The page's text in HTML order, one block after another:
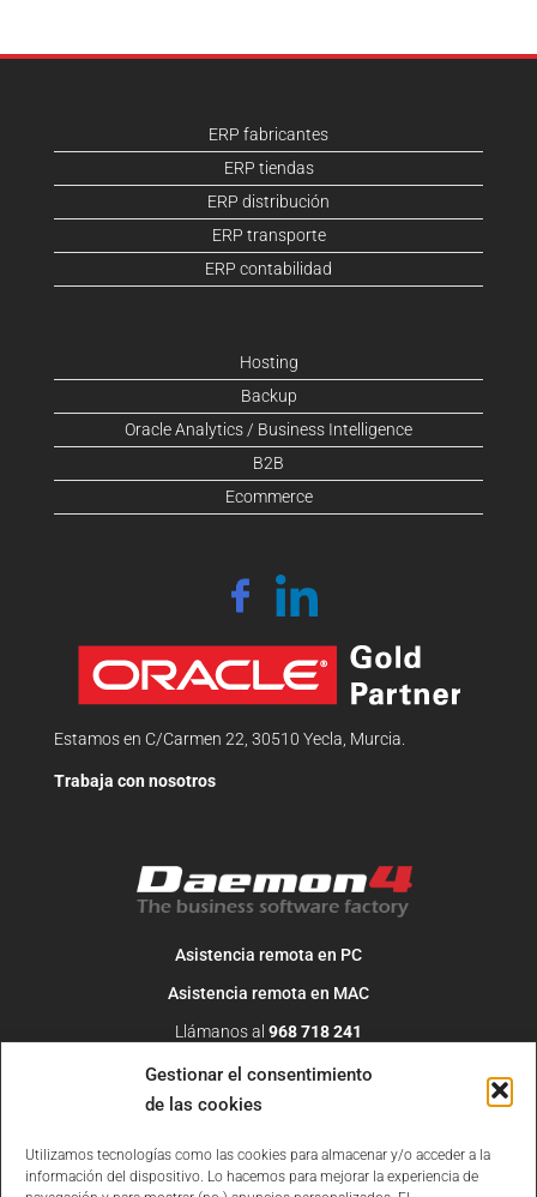
Gestionar el consentimiento
de las cookies
Utilizamos tecnologías como las cookies para almacenar y/o acceder a la
información del dispositivo. Lo hacemos para mejorar la experiencia de
ERP fabricantes
ERP tiendas
ERP distribución
ERP transporte
ERP contabilidad
Hosting
Backup
Oracle Analytics / Business Intelligence
B2B
Ecommerce
Estamos en C/Carmen 22, 30510 Yecla, Murcia.
Trabaja con nosotros
Asistencia remota en PC
Asistencia remota en MAC
Llámanos al 968 718 241